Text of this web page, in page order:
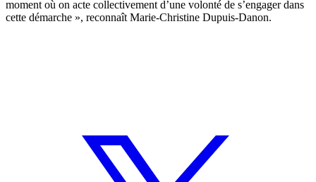
moment où on acte collectivement d’une volonté de s’engager dans
cette démarche », reconnaît Marie-Christine Dupuis-Danon.